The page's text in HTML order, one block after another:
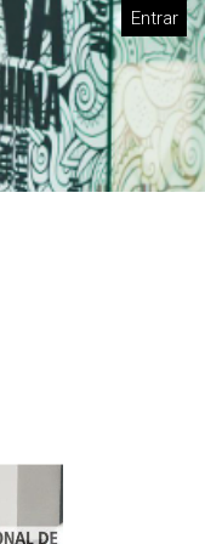
Entrar